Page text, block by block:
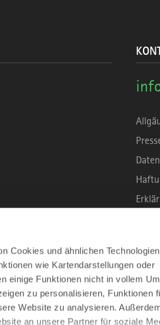
Cookies und ähnlichen
wie Kartendarstellungen oder
einige Funktionen nicht in vollem
zu personalisieren, Funktionen
Website zu analysieren.
an unsere Partner für soziale
für die Region